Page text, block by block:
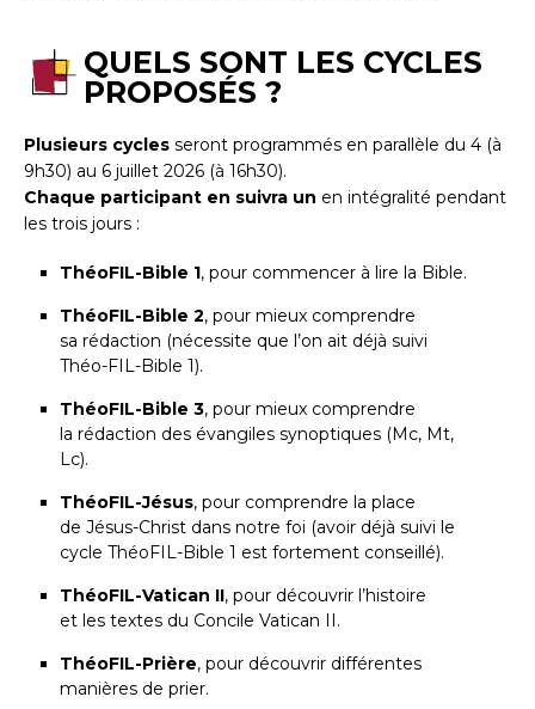
QUELS SONT LES CYCLES
PROPOSÉS ?
Plusieurs cycles seront programmés en parallèle du 4 (à
9h30) au 6 juillet 2026 (à 16h30).
Chaque participant en suivra un en intégralité pendant
les trois jours :
ThéoFIL-Bible 1, pour commencer à lire la Bible.
ThéoFIL-Bible 2, pour mieux comprendre
sa rédaction (nécessite que l’on ait déjà suivi
Théo-FIL-Bible 1).
ThéoFIL-Bible 3, pour mieux comprendre
la rédaction des évangiles synoptiques (Mc, Mt,
Lc).
ThéoFIL-Jésus, pour comprendre la place
de Jésus-Christ dans notre foi (avoir déjà suivi le
cycle ThéoFIL-Bible 1 est fortement conseillé).
ThéoFIL-Vatican II, pour découvrir l’histoire
et les textes du Concile Vatican II.
ThéoFIL-Prière, pour découvrir différentes
manières de prier.